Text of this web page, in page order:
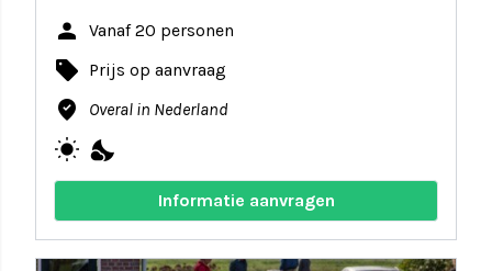
person Vanaf 20 personen
local_offer Prijs op aanvraag
where_to_vote Overal in Nederland
wb_sunny nights_stay
Informatie aanvragen